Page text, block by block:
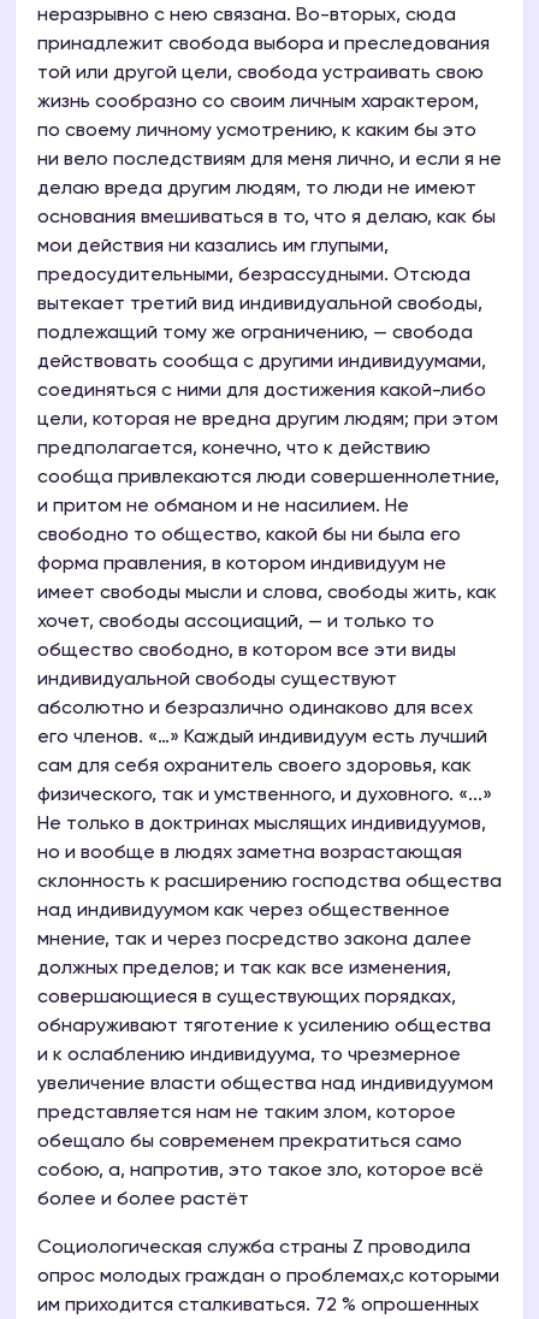
неразрывно с нею связана. Во-вторых, сюда
принадлежит свобода выбора и преследования
той или другой цели, свобода устраивать свою
жизнь сообразно со своим личным характером,
по своему личному усмотрению, к каким бы это
ни вело последствиям для меня лично, и если я не
делаю вреда другим людям, то люди не имеют
основания вмешиваться в то, что я делаю, как бы
мои действия ни казались им глупыми,
предосудительными, безрассудными. Отсюда
вытекает третий вид индивидуальной свободы,
подлежащий тому же ограничению, — свобода
действовать сообща с другими индивидуумами,
соединяться с ними для достижения какой-либо
цели, которая не вредна другим людям; при этом
предполагается, конечно, что к действию
сообща привлекаются люди совершеннолетние,
и притом не обманом и не насилием. Не
свободно то общество, какой бы ни была его
форма правления, в котором индивидуум не
имеет свободы мысли и слова, свободы жить, как
хочет, свободы ассоциаций, — и только то
общество свободно, в котором все эти виды
индивидуальной свободы существуют
абсолютно и безразлично одинаково для всех
его членов. «…» Каждый индивидуум есть лучший
сам для себя охранитель своего здоровья, как
физического, так и умственного, и духовного. «...»
Не только в доктринах мыслящих индивидуумов,
но и вообще в людях заметна возрастающая
склонность к расширению господства общества
над индивидуумом как через общественное
мнение, так и через посредство закона далее
должных пределов; и так как все изменения,
совершающиеся в существующих порядках,
обнаруживают тяготение к усилению общества
и к ослаблению индивидуума, то чрезмерное
увеличение власти общества над индивидуумом
представляется нам не таким злом, которое
обещало бы современем прекратиться само
собою, а, напротив, это такое зло, которое всё
более и более растёт
Социологическая служба страны Z проводила
опрос молодых граждан о проблемах,с которыми
им приходится сталкиваться. 72 % опрошенных